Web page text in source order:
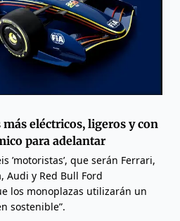
más eléctricos, ligeros y con
para adelantar
’motoristas’, que serán Ferrari,
Audi y Red Bull Ford
los monoplazas utilizarán un
sostenible”.